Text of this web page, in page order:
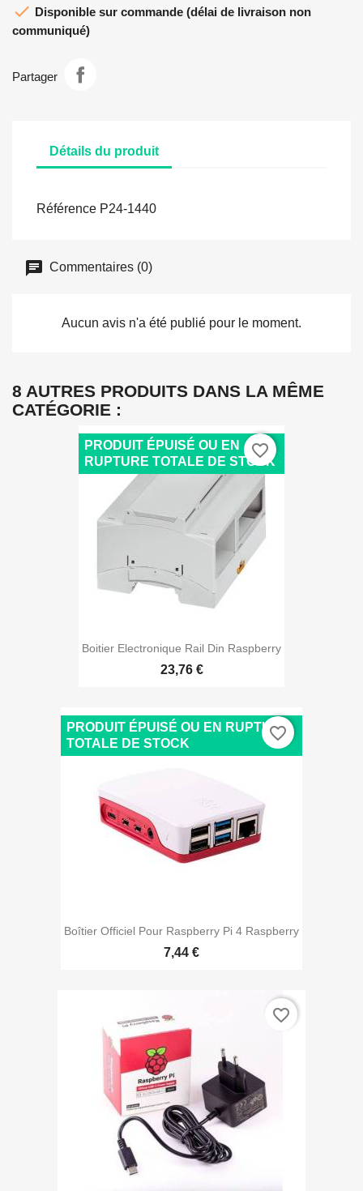
 Disponible sur commande (délai de livraison non
communiqué)
Partager
Détails du produit
Référence P24-1440
Commentaires (0)
Aucun avis n'a été publié pour le moment.
8 AUTRES PRODUITS DANS LA MÊME
CATÉGORIE :
Boitier Electronique Rail Din Raspberry
23,76 €
PRODUIT ÉPUISÉ OU EN
RUPTURE TOTALE DE STOCK
favorite_border
Boîtier Officiel Pour Raspberry Pi 4 Raspberry
7,44 €
PRODUIT ÉPUISÉ OU EN RUPTURE
TOTALE DE STOCK
favorite_border
favorite_border